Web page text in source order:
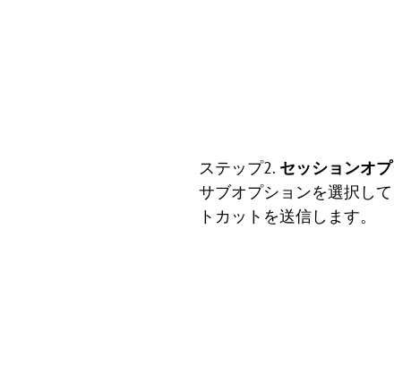
ステップ2. セッションオ
サブオプションを選択し
トカットを送信します。